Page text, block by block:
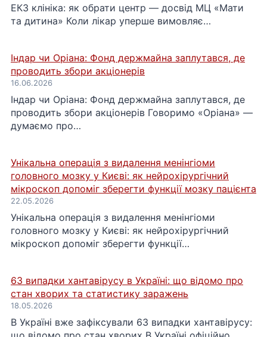
ЕКЗ клініка: як обрати центр — досвід МЦ «Мати
та дитина» Коли лікар уперше вимовляє…
Індар чи Оріана: Фонд держмайна заплутався, де
проводить збори акціонерів
16.06.2026
Індар чи Оріана: Фонд держмайна заплутався, де
проводить збори акціонерів Говоримо «Оріана» —
думаємо про…
Унікальна операція з видалення менінгіоми
головного мозку у Києві: як нейрохірургічний
мікроскоп допоміг зберегти функції мозку пацієнта
22.05.2026
Унікальна операція з видалення менінгіоми
головного мозку у Києві: як нейрохірургічний
мікроскоп допоміг зберегти функції…
63 випадки хантавірусу в Україні: що відомо про
стан хворих та статистику заражень
18.05.2026
В Україні вже зафіксували 63 випадки хантавірусу: